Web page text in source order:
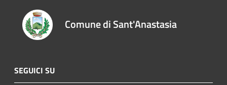
Comune di Sant'Anastasia
SEGUICI SU